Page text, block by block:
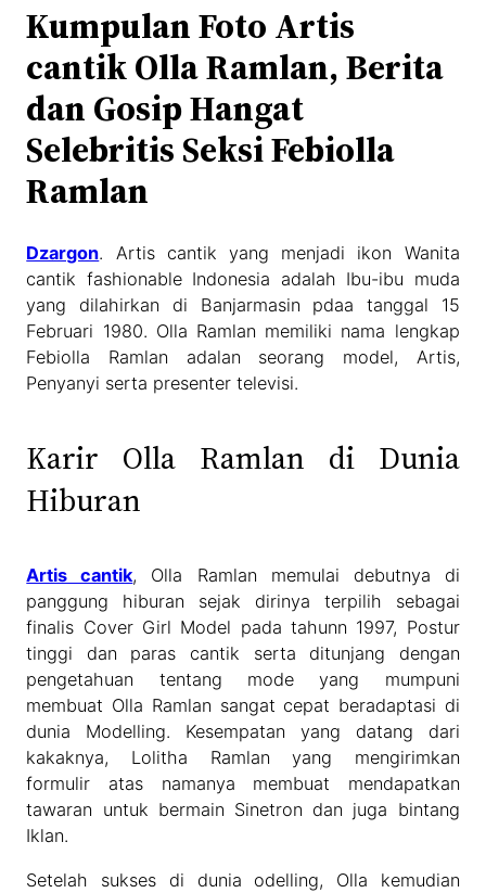
Kumpulan Foto Artis
cantik Olla Ramlan, Berita
dan Gosip Hangat
Selebritis Seksi Febiolla
Ramlan
Dzargon. Artis cantik yang menjadi ikon Wanita
cantik fashionable Indonesia adalah Ibu-ibu muda
yang dilahirkan di Banjarmasin pdaa tanggal 15
Februari 1980. Olla Ramlan memiliki nama lengkap
Febiolla Ramlan adalan seorang model, Artis,
Penyanyi serta presenter televisi.
Karir Olla Ramlan di Dunia
Hiburan
Artis cantik, Olla Ramlan memulai debutnya di
panggung hiburan sejak dirinya terpilih sebagai
finalis Cover Girl Model pada tahunn 1997, Postur
tinggi dan paras cantik serta ditunjang dengan
pengetahuan tentang mode yang mumpuni
membuat Olla Ramlan sangat cepat beradaptasi di
dunia Modelling. Kesempatan yang datang dari
kakaknya, Lolitha Ramlan yang mengirimkan
formulir atas namanya membuat mendapatkan
tawaran untuk bermain Sinetron dan juga bintang
Iklan.
Setelah sukses di dunia odelling, Olla kemudian